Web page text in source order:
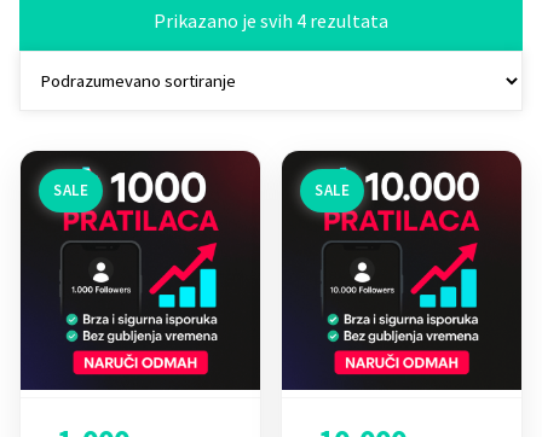
Prikazano je svih 4 rezultata
SALE SALE